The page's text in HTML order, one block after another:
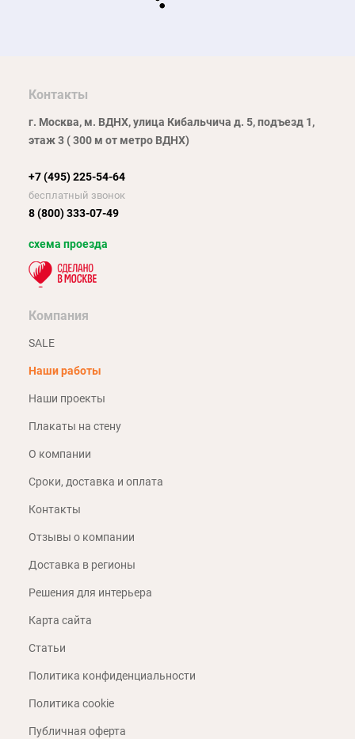
Контакты
г. Москва, м. ВДНХ, улица Кибальчича д. 5, подъезд 1,
этаж 3 ( 300 м от метро ВДНХ)
+7 (495) 225-54-64
бесплатный звонок
8 (800) 333-07-49
схема проезда
Компания
SALE
Наши работы
Наши проекты
Плакаты на стену
О компании
Сроки, доставка и оплата
Контакты
Отзывы о компании
Доставка в регионы
Решения для интерьера
Карта сайта
Статьи
Политика конфиденциальности
Политика cookie
Публичная оферта